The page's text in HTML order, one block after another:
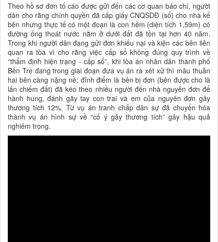
Theo hồ sơ đơn tố cáo được gửi đến các cơ quan báo chí, người
dân cho rằng chính quyền đã cấp giấy CNQSDĐ (sổ) cho nhà kế
bên nhưng thực tế có một đoạn là con hẻm (diện tích 1,59m) có
đường ống thoát nước nằm ở dưới đất đã tồn tại hơn 40 năm.
Trong khi người dân đang gửi đơn khiếu nại và kiện các bên liên
quan ra tòa vì cho rằng việc cấp sổ không đúng quy trình về
“thẩm định hiện trạng - cấp sổ”, khi tòa án nhân dân thành phố
Bến Tre đang trong giai đoạn đưa vụ án ra xét xử thì mâu thuẫn
hai bên càng nặng nề; đỉnh điểm là bên bị đơn (bên được cho là
lấn chiếm đất) đã kéo theo nhiều người đến nhà nguyên đơn để
hành hung, đánh gãy tay con trai và em của nguyên đơn gây
thương tích 12%. Từ vụ án tranh chấp dân sự đã chuyển hóa
thành vụ án hình sự về “cố ý gây thương tích” gây hậu quả
nghiêm trọng.